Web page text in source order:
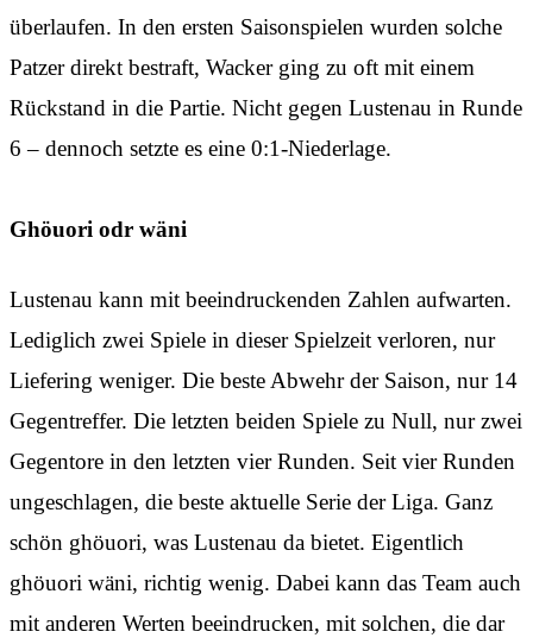
überlaufen. In den ersten Saisonspielen wurden solche
Patzer direkt bestraft, Wacker ging zu oft mit einem
Rückstand in die Partie. Nicht gegen Lustenau in Runde
6 – dennoch setzte es eine 0:1-Niederlage.
Ghöuori odr wäni
Lustenau kann mit beeindruckenden Zahlen aufwarten.
Lediglich zwei Spiele in dieser Spielzeit verloren, nur
Liefering weniger. Die beste Abwehr der Saison, nur 14
Gegentreffer. Die letzten beiden Spiele zu Null, nur zwei
Gegentore in den letzten vier Runden. Seit vier Runden
ungeschlagen, die beste aktuelle Serie der Liga. Ganz
schön ghöuori, was Lustenau da bietet. Eigentlich
ghöuori wäni, richtig wenig. Dabei kann das Team auch
mit anderen Werten beeindrucken, mit solchen, die dar